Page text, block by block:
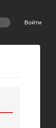
Войти